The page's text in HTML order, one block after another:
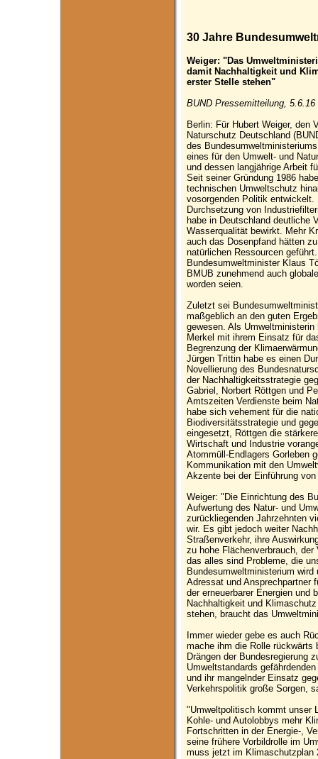
30 Jahre
Weiger: "Das
damit Nachhaltigkeit und
erster Stelle stehen"
BUND Pressemitteilung, 5.6.16
Berlin: Für Hubert Weiger, den
Naturschutz Deutschland
des
eines für den Umwelt- und
und dessen langjährige Arbeit
Seit seiner Gründung 1986
technischen Umweltschutz
vosorgenden Politik entwickelt.
Durchsetzung von
habe in Deutschland deutliche
Wasserqualität bewirkt. Mehr
auch das Dosenpfand hätten
natürlichen Ressourcen
Bundesumweltminister Klaus
BMUB zunehmend auch
worden seien.
Zuletzt sei
maßgeblich an den guten
gewesen. Als
Merkel mit ihrem Einsatz für
Begrenzung der
Jürgen Trittin habe es einen
Novellierung des
der Nachhaltigkeitsstrategie
Gabriel, Norbert Röttgen und
Amtszeiten Verdienste beim
habe sich vehement für die
Biodiversitätsstrategie und
eingesetzt, Röttgen die
Wirtschaft und Industrie
Atommüll-Endlagers Gorleben
Kommunikation mit den
Akzente bei der Einführung
Weiger: "Die Einrichtung des
Aufwertung des Natur- und
zurückliegenden Jahrzehnten
wir. Es gibt jedoch weiter
Straßenverkehr, ihre
zu hohe Flächenverbrauch,
das alles sind Probleme, die
Bundesumweltministerium
Adressat und Ansprechpartner
der erneuerbarer Energien und
Nachhaltigkeit und
stehen, braucht das
Immer wieder gebe es auch
mache ihm die Rolle rückwärts
Drängen der Bundesregierung
Umweltstandards
und ihr mangelnder Einsatz
Verkehrspolitik große Sorgen,
"Umweltpolitisch kommt unser
Kohle- und Autolobbys mehr
Fortschritten in der Energie-,
seine frühere Vorbildrolle im
muss jetzt im Klimaschutzplan